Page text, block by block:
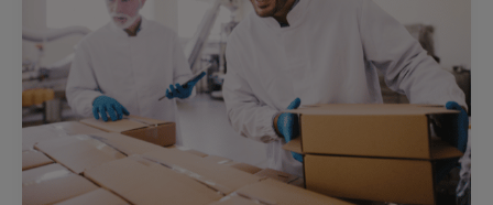
recepció
aliments.